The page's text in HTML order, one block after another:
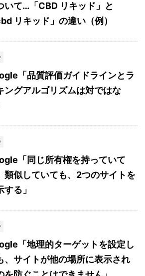
いて…「CBD リキッド」と
リキッド」の違い（例）
「品質評価ガイドラインとラ
ングアルゴリズムは対ではな
「同じ所有権を持っていて
類似していても、2つのサイトを
する」
「地理的ターゲットを設定し
、サイトが他の場所に表示され